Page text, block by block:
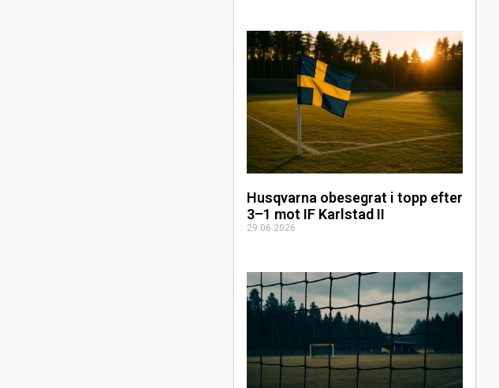
Husqvarna obesegrat i topp efter
3–1 mot IF Karlstad II
29.06.2026